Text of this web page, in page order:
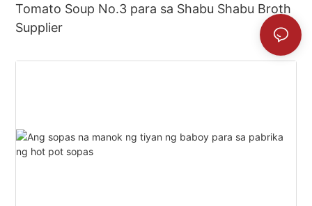
Tomato Soup No.3 para sa Shabu Shabu Broth
Supplier